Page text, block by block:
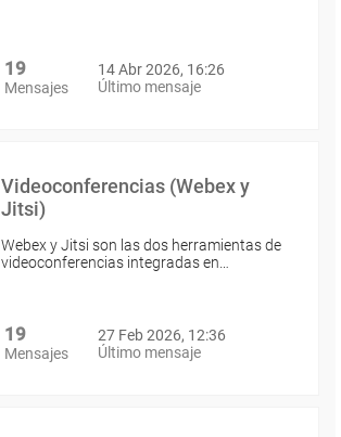
19
Mensajes
14 Abr 2026, 16:26
Último mensaje
Videoconferencias (Webex y
Jitsi)
Webex y Jitsi son las dos herramientas de
videoconferencias integradas en…
19
Mensajes
27 Feb 2026, 12:36
Último mensaje